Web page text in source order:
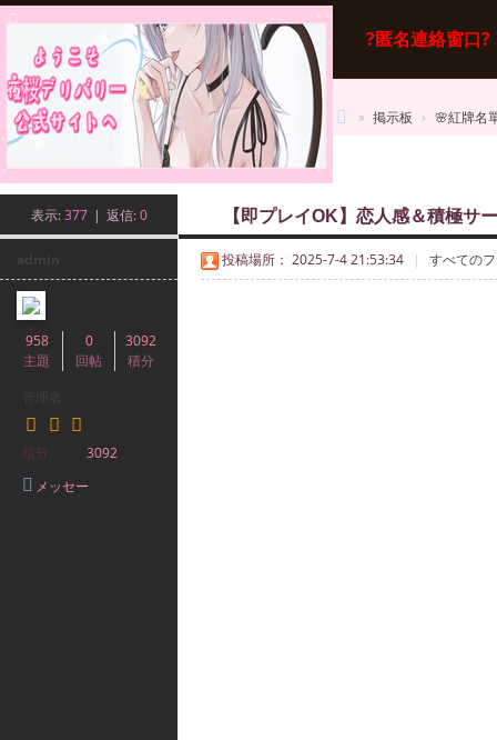
?匿名連絡窗口?
掲示板
番
» 掲示板 › 🌸紅牌名
表示: 377 | 返信: 0 【即プレイOK】恋人感＆積極サ
958
主題
0
回帖
3092
積分
積分
3092
メッセー
投稿場所： 2025-7-4 21:53:34 | すべての